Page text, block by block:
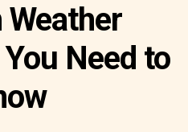
Weather
Need to